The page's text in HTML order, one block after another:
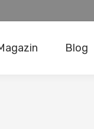
Blog